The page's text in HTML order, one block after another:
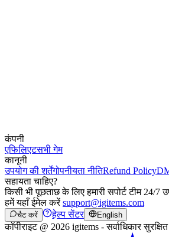
कंपनी
एफिलिएटसभी गेम
कानूनी
उपयोग की शर्तेंगोपनीयता नीतिRefund Policy
सहायता चाहिए?
किसी भी पूछताछ के लिए हमारी सपोर्ट टीम 24/7
हमें यहाँ ईमेल करेंsupport@igitems.com
चैट करें हेल्प सेंटर English
कॉपीराइट @ 2026 igitems - सर्वाधिकार सुरक्षित